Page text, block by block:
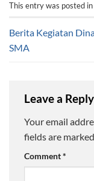
This entry was posted in
Berita Kegiatan
SMA
Leave a Reply
Your email
fields are marked
Comment*